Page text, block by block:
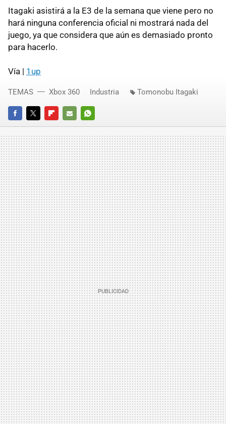
Itagaki asistirá a la E3 de la semana que viene pero no
hará ninguna conferencia oficial ni mostrará nada del
juego, ya que considera que aún es demasiado pronto
para hacerlo.
Vía | 1up
FACEBOOKTWITTERFLIPBOARD
E-
MAIL
WHATSAPP
TEMAS Xbox 360 Industria Tomonobu Itagaki